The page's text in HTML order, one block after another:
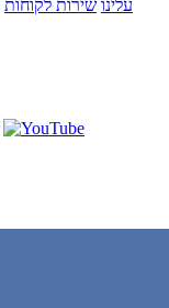
עלינו שירות לקוחות